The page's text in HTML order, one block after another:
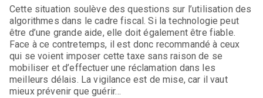
Cette situation soulève des questions sur l’utilisation des
algorithmes dans le cadre fiscal. Si la technologie peut
être d’une grande aide, elle doit également être fiable.
Face à ce contretemps, il est donc recommandé à ceux
qui se voient imposer cette taxe sans raison de se
mobiliser et d’effectuer une réclamation dans les
meilleurs délais. La vigilance est de mise, car il vaut
mieux prévenir que guérir…